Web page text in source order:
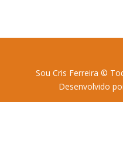
Sou Cris Ferreira ©
Desenvolvido